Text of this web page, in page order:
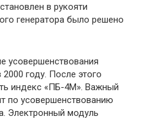
в рукояти
генератора было решено
усовершенствования
году. После этого
индекс «ПБ-4М». Важный
по усовершенствованию
Электронный модуль